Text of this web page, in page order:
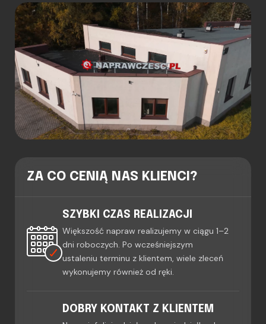
ZA CO CENIĄ NAS KLIENCI?
SZYBKI CZAS REALIZACJI
Większość napraw realizujemy w ciągu 1–2
dni roboczych. Po wcześniejszym
ustaleniu terminu z klientem, wiele zleceń
wykonujemy również od ręki.
DOBRY KONTAKT Z KLIENTEM